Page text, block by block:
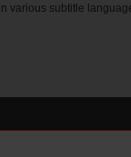
various subtitle